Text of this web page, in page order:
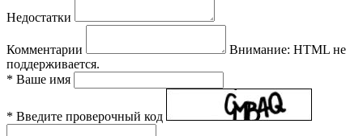
Недостатки
Комментарии Внимание: HTML не
поддерживается.
* Ваше имя
* Введите проверочный код